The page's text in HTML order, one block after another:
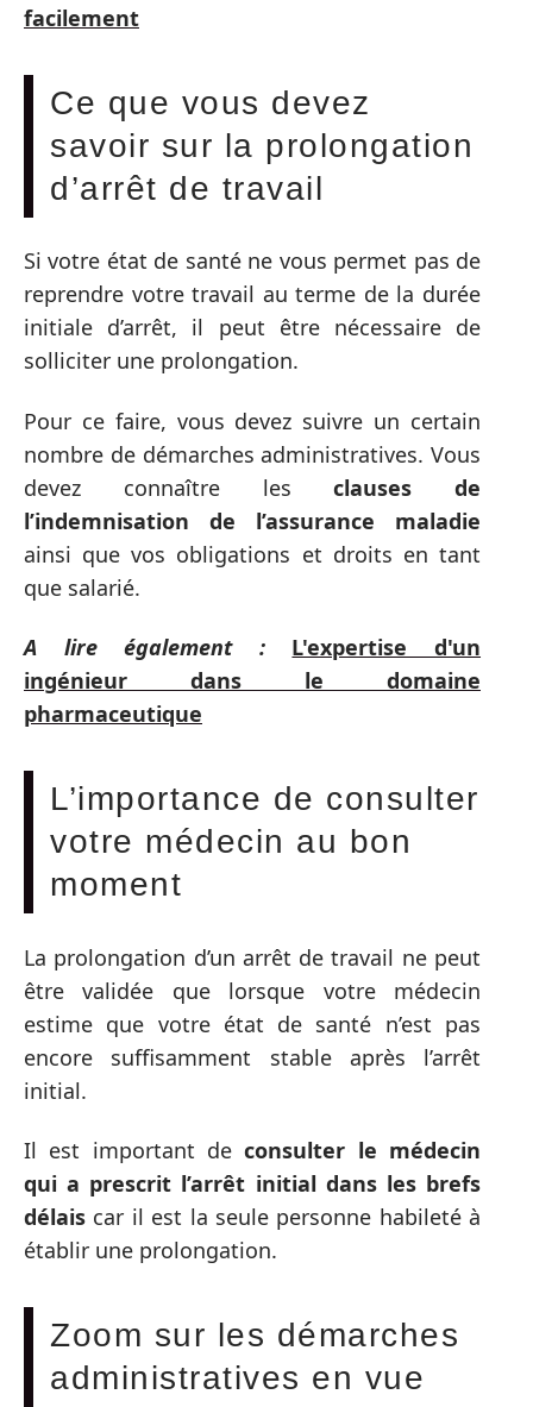
facilement
Ce que vous devez
savoir sur la prolongation
d’arrêt de travail
Si votre état de santé ne vous permet pas de
reprendre votre travail au terme de la durée
initiale d’arrêt, il peut être nécessaire de
solliciter une prolongation.
Pour ce faire, vous devez suivre un certain
nombre de démarches administratives. Vous
devez connaître lesclauses de
l’indemnisation de l’assurance maladie
ainsi que vos obligations et droits en tant
que salarié.
A lire également :
L'expertise d'un
ingénieur dans le domaine
pharmaceutique
L’importance de consulter
votre médecin au bon
moment
La prolongation d’un arrêt de travail ne peut
être validée que lorsque votre médecin
estime que votre état de santé n’est pas
encore suffisamment stable après l’arrêt
initial.
Il est important deconsulter le médecin
qui a prescrit l’arrêt initial dans les brefs
délais car il est la seule personne habileté à
établir une prolongation.
Zoom sur les démarches
administratives en vue